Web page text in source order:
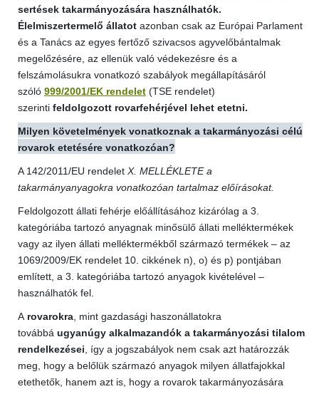
sertések takarmányozására használhatók.
Élelmiszertermelő állatot azonban csak az Európai Parlament
és a Tanács az egyes fertőző szivacsos agyvelőbántalmak
megelőzésére, az ellenük való védekezésre és a
felszámolásukra vonatkozó szabályok megállapításáról
szóló 999/2001/EK rendelet (TSE rendelet)
szerinti feldolgozott rovarfehérjével lehet etetni.
Milyen követelmények vonatkoznak a takarmányozási célú
rovarok etetésére vonatkozóan?
A 142/2011/EU rendelet X. MELLÉKLETE a
takarmányanyagokra vonatkozóan tartalmaz előírásokat.
Feldolgozott állati fehérje előállításához kizárólag a 3.
kategóriába tartozó anyagnak minősülő állati melléktermékek
vagy az ilyen állati melléktermékből származó termékek – az
1069/2009/EK rendelet 10. cikkének n), o) és p) pontjában
említett, a 3. kategóriába tartozó anyagok kivételével –
használhatók fel.
A rovarokra, mint gazdasági haszonállatokra
továbbá ugyanúgy alkalmazandók a takarmányozási tilalom
rendelkezései, így a jogszabályok nem csak azt határozzák
meg, hogy a belőlük származó anyagok milyen állatfajokkal
etethetők, hanem azt is, hogy a rovarok takarmányozására